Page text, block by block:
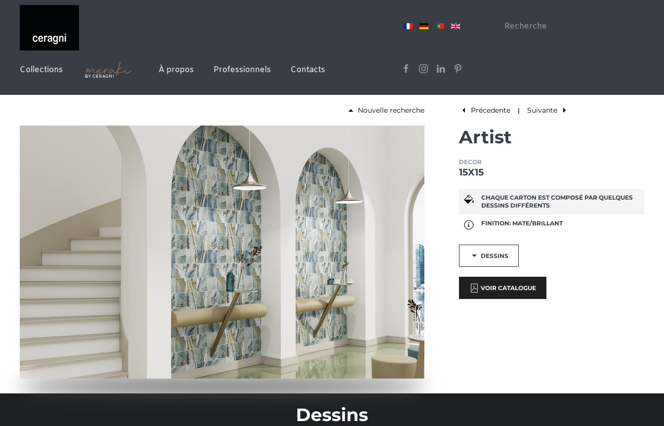
Collections À propos Professionnels Contacts
Nouvelle recherche Précedente | Suivante
Artist
DECOR
15X15
CHAQUE CARTON EST COMPOSÉ PAR QUELQUES
DESSINS DIFFÉRENTS
FINITION: MATE/BRILLANT
DESSINS
VOIR CATALOGUE
Dessins